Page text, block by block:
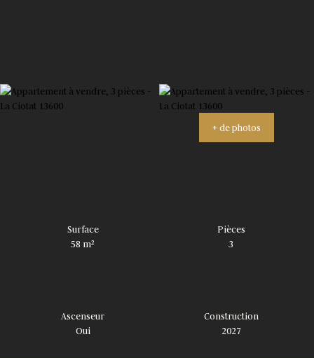
+ de photos
Surface
58 m²
Pièces
3
Ascenseur
Oui
Construction
2027